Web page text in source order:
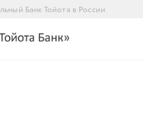
Банк Тойота в России